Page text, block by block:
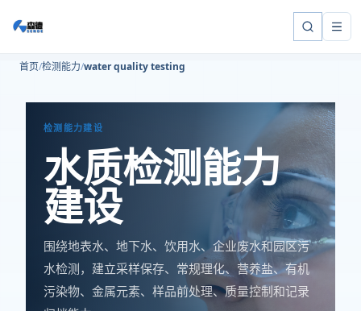
首页 检测能力 water quality testing
检测能力建设
水质检测能力
建设
围绕地表水、地下水、饮用水、企业废水和园区污
水检测，建立采样保存、常规理化、营养盐、有机
污染物、金属元素、样品前处理、质量控制和记录